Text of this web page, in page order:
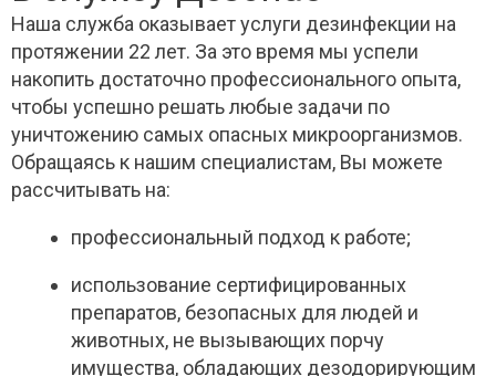
Наша служба оказывает услуги дезинфекции на
протяжении 22 лет. За это время мы успели
накопить достаточно профессионального опыта,
чтобы успешно решать любые задачи по
уничтожению самых опасных микроорганизмов.
Обращаясь к нашим специалистам, Вы можете
рассчитывать на:
профессиональный подход к работе;
использование сертифицированных
препаратов, безопасных для людей и
животных, не вызывающих порчу
имущества, обладающих дезодорирующим